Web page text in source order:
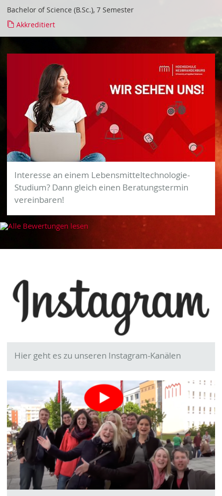
Bachelor of Science (B.Sc.), 7 Semester
Akkreditiert
Interesse an einem Lebensmitteltechnologie-
Studium? Dann gleich einen Beratungstermin
vereinbaren!
Hier geht es zu unseren Instagram-Kanälen